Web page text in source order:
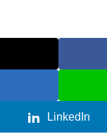
LinkedIn